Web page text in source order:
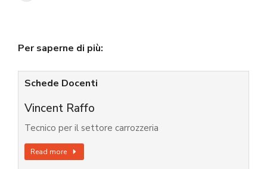
Per saperne di più:
Schede Docenti
Vincent Raffo
Tecnico per il settore carrozzeria
Read more